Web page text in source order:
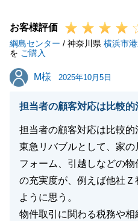
います。
ご相談や物件見学の日程
金比較などの情報提供、
には銀行までご一緒させて
私自身経験が浅い身ではご
にご信頼いただけるよう、
引き続き、様々なご相談
共々精進してまいります
くお願い申し上げます。
お客様評価
綱島センター / 神奈川県 横浜市
を ご購入
M様
M様 2025年10月5日
担当者の顧客対応は比較的
担当者の顧客対応は比較的
東急リバブルとして、家
フォーム、引越しなどの
の充実度が、例えば他社
ように思う。
物件取引に関わる税務や